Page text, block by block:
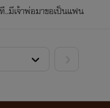
..มีเจ้าพ่อมาขอเป็นแฟน